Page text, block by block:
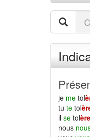
je me tol
tu te tol
il se tolère
nous